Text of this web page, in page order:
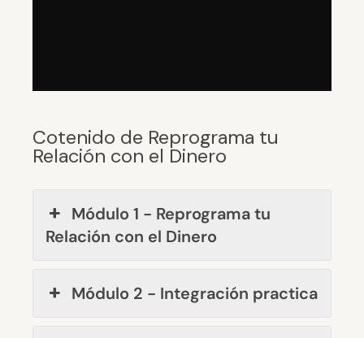
Cotenido de Reprograma tu
Relación con el Dinero
Módulo 1 - Reprograma tu
Relación con el Dinero
Módulo 2 - Integración practica